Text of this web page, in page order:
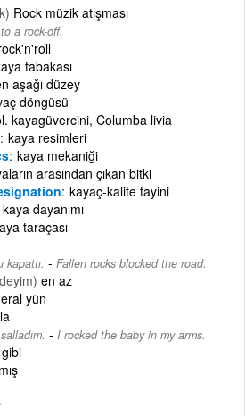
Rock müzik atışması
a rock-off.
tabakası
aşağı düzey
döngüsü
kayagüvercini, Columba livia
kaya resimleri
kaya mekaniği
arasından çıkan bitki
kayaç-kalite tayini
kaya dayanımı
taraçası
kapattı. - Fallen rocks blocked the road.
en az
yün
- I rocked the baby in my arms.